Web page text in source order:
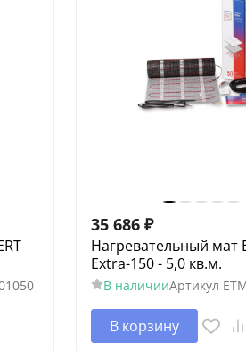
35 686 ₽
Нагревательный мат
Extra-150 - 5,0 кв.м.
В наличииАртикул
В корзину